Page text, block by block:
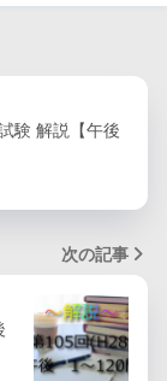
験 解説【午後
次の記事